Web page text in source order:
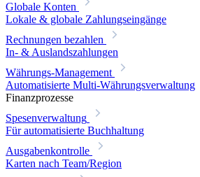
Globale Konten
Lokale & globale Zahlungseingänge
Rechnungen bezahlen
In- & Auslandszahlungen
Währungs-Management
Automatisierte Multi-Währungsverwaltung
Finanzprozesse
Spesenverwaltung
Für automatisierte Buchhaltung
Ausgabenkontrolle
Karten nach Team/Region